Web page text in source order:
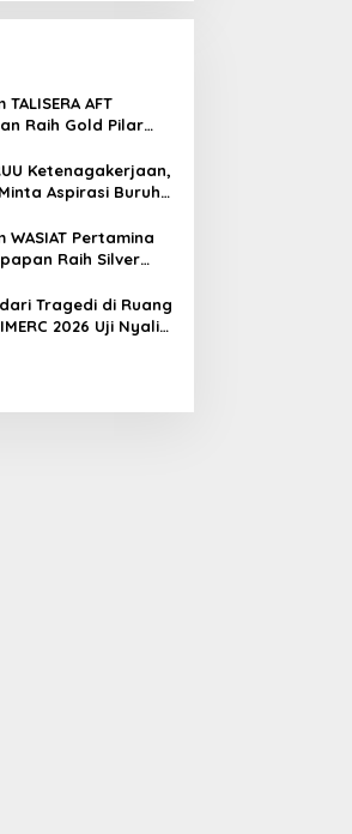
AFT
Raih Gold Pilar
Ketenagakerjaan,
Aspirasi Buruh
WASIAT Pertamina
Raih Silver
Berbasis Warga
Tragedi di Ruang
2026 Uji Nyali